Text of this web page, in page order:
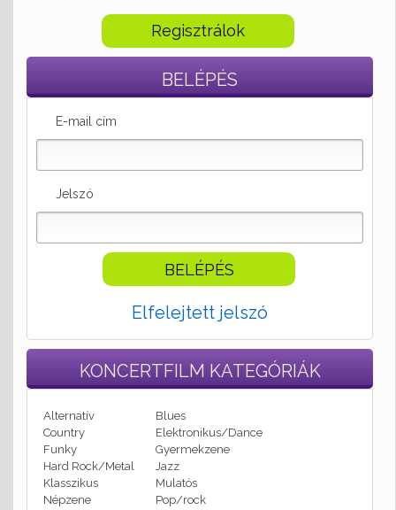
Regisztrálok
BELÉPÉS
E-mail cím
Jelszó
Elfelejtett jelszó
KONCERTFILM KATEGÓRIÁK
Alternatív
Blues
Country
Elektronikus/Dance
Funky
Gyermekzene
Hard Rock/Metal
Jazz
Klasszikus
Mulatós
Népzene
Pop/rock